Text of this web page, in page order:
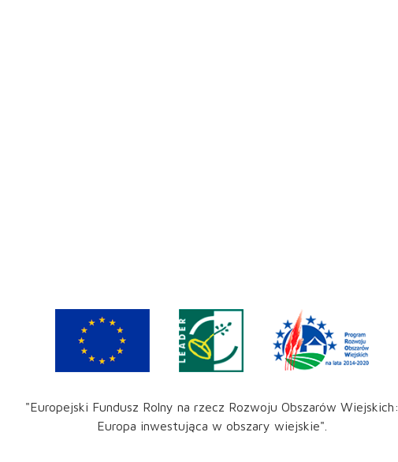
"Europejski Fundusz Rolny na rzecz Rozwoju Obszarów Wiejskich:
Europa inwestująca w obszary wiejskie".